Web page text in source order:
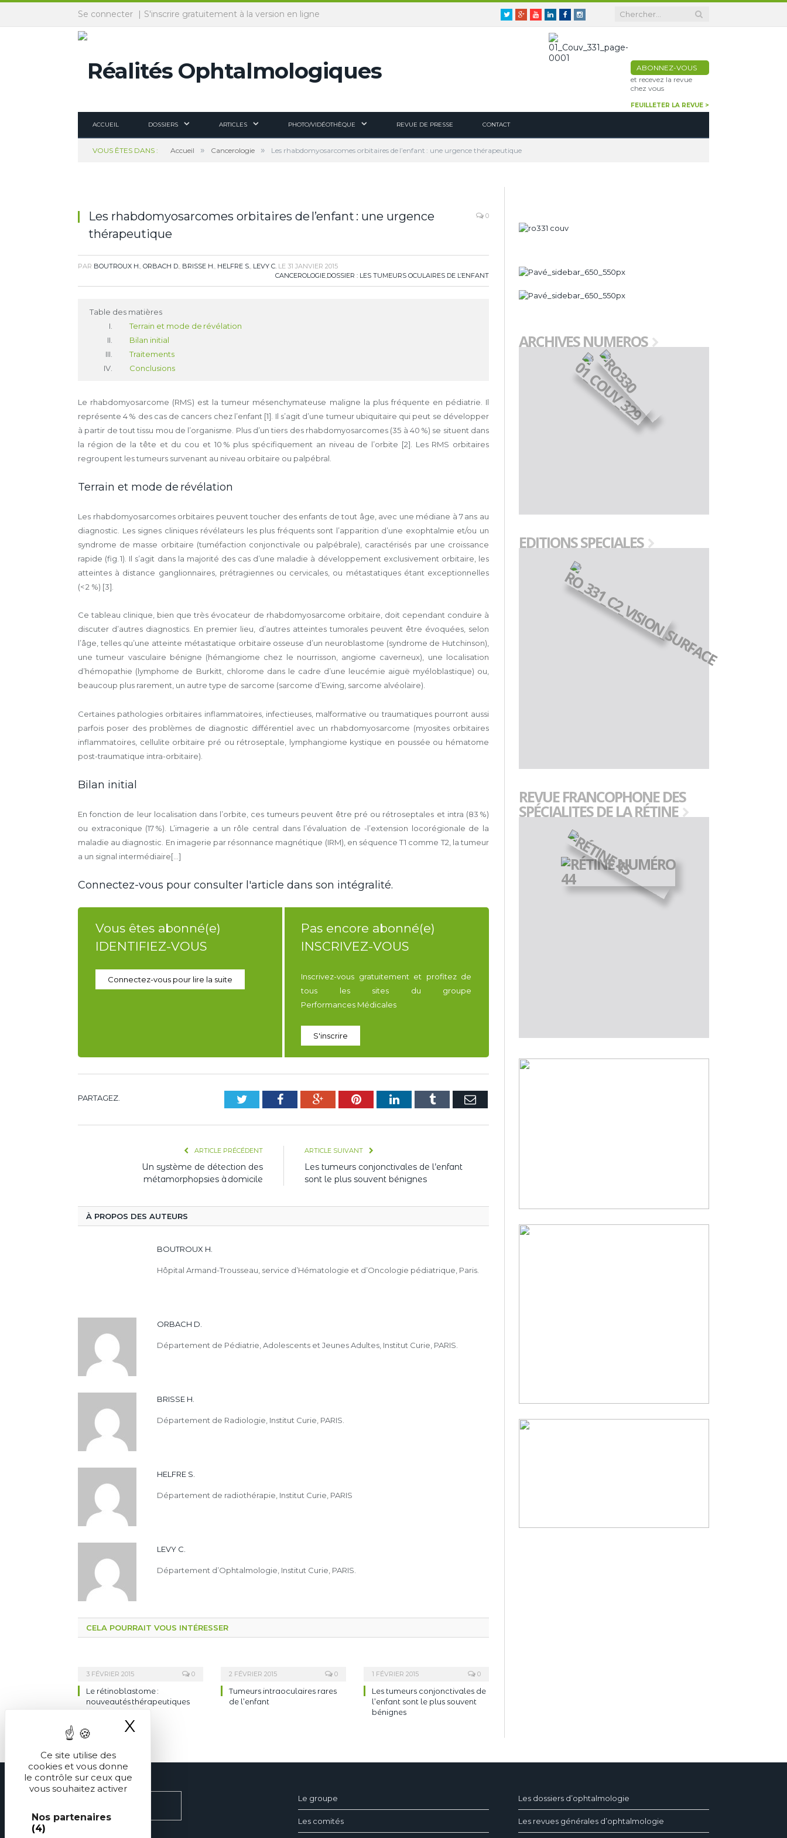
Panneau de gestion des cookies
Ce site utilise des
cookies et vous donne
le contrôle sur ceux que
vous souhaitez activer
Nos partenaires
(4)
X
TwitterGoogle+YoutubeLinkedinFacebookInstagram
Se connecter S'inscrire gratuitement à la version en ligne
ABONNEZ-VOUS
et recevez la revue
chez vous
FEUILLETER LA REVUE >
ACCUEIL DOSSIERS ARTICLES PHOTO/VIDÉOTHÈQUE REVUE DE PRESSE CONTACT
VOUS ÊTES DANS : Accueil » Cancerologie » Les rhabdomyosarcomes orbitaires de l’enfant : une urgence thérapeutique
Les rhabdomyosarcomes orbitaires de l’enfant : une urgence
thérapeutique
0
PAR BOUTROUX H., ORBACH D., BRISSE H., HELFRE S., LEVY C. LE 31 JANVIER 2015
CANCEROLOGIE,DOSSIER : LES TUMEURS OCULAIRES DE L’ENFANT
Table des matières
Terrain et mode de révélation
Bilan initial
Traitements
Conclusions
Le rhabdomyosarcome (RMS) est la tumeur mésenchymateuse maligne la plus fréquente en pédiatrie. Il
représente 4 % des cas de cancers chez l’enfant [1]. Il s’agit d’une tumeur ubiquitaire qui peut se développer
à partir de tout tissu mou de l’organisme. Plus d’un tiers des rhabdomyosarcomes (35 à 40 %) se situent dans
la région de la tête et du cou et 10 % plus spécifiquement an niveau de l’orbite [2]. Les RMS orbitaires
regroupent les tumeurs survenant au niveau orbitaire ou palpébral.
Terrain et mode de révélation
Les rhabdomyosarcomes orbitaires peuvent toucher des enfants de tout âge, avec une médiane à 7 ans au
diagnostic. Les signes cliniques révélateurs les plus fréquents sont l’apparition d’une exophtalmie et/ou un
syndrome de masse orbitaire (tuméfaction conjonctivale ou palpébrale), caractérisés par une croissance
rapide (fig. 1). Il s’agit dans la majorité des cas d’une maladie à développement exclusivement orbitaire, les
atteintes à distance ganglionnaires, prétragiennes ou cervicales, ou métastatiques étant exceptionnelles
(< 2 %) [3].
Ce tableau clinique, bien que très évocateur de rhabdomyosarcome orbitaire, doit cependant conduire à
discuter d’autres diagnostics. En premier lieu, d’autres atteintes tumorales peuvent être évoquées, selon
l’âge, telles qu’une atteinte métastatique orbitaire osseuse d’un neuroblastome (syndrome de Hutchinson),
une tumeur vasculaire bénigne (hémangiome chez le nourrisson, angiome caverneux), une localisation
d’hémopathie (lymphome de Burkitt, chlorome dans le cadre d’une leucémie aiguë myéloblastique) ou,
beaucoup plus rarement, un autre type de sarcome (sarcome d’Ewing, sarcome alvéolaire).
Certaines pathologies orbitaires inflammatoires, infectieuses, malformative ou traumatiques pourront aussi
parfois poser des problèmes de diagnostic différentiel avec un rhabdomyosarcome (myosites orbitaires
inflammatoires, cellulite orbitaire pré ou rétroseptale, lymphangiome kystique en poussée ou hématome
post-traumatique intra-orbitaire).
Bilan initial
En fonction de leur localisation dans l’orbite, ces tumeurs peuvent être pré ou rétroseptales et intra (83 %)
ou extraconique (17 %). L’imagerie a un rôle central dans l’évaluation de -l’extension locorégionale de la
maladie au diagnostic. En imagerie par résonnance magnétique (IRM), en séquence T1 comme T2, la tumeur
a un signal intermédiaire[...]
Connectez-vous pour consulter l'article dans son intégralité.
Vous êtes abonné(e)
IDENTIFIEZ-VOUS
Connectez-vous pour lire la suite
Pas encore abonné(e)
INSCRIVEZ-VOUS
Inscrivez-vous gratuitement et profitez de
tous les sites du groupe
Performances Médicales
S'inscrire
PARTAGEZ. TwitterFacebookGoogle+PinterestLinkedInTumblr E-
ARTICLE PRÉCÉDENT
Un système de détection des
métamorphopsies à domicile
ARTICLE SUIVANT
Les tumeurs conjonctivales de l’enfant
sont le plus souvent bénignes
À PROPOS DES AUTEURS
BOUTROUX H.
Hôpital Armand-Trousseau, service d’Hématologie et d’Oncologie pédiatrique, Paris.
ORBACH D.
Département de Pédiatrie, Adolescents et Jeunes Adultes, Institut Curie, PARIS.
BRISSE H.
Département de Radiologie, Institut Curie, PARIS.
HELFRE S.
Département de radiothérapie, Institut Curie, PARIS
LEVY C.
Département d’Ophtalmologie, Institut Curie, PARIS.
CELA POURRAIT VOUS INTÉRESSER
3 FÉVRIER 2015 0
Le rétinoblastome :
nouveautés thérapeutiques
2 FÉVRIER 2015 0
Tumeurs intraoculaires rares
de l’enfant
1 FÉVRIER 2015 0
Les tumeurs conjonctivales de
l’enfant sont le plus souvent
bénignes
ARCHIVES NUMEROS
EDITIONS SPECIALES
REVUE FRANCOPHONE DES
SPÉCIALITES DE LA RÉTINE
Le groupe
Les comités
Les dossiers d’ophtalmologie
Les revues générales d’ophtalmologie